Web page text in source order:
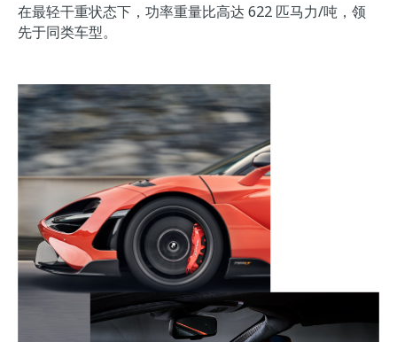
在最轻干重状态下，功率重量比高达 622 匹马力/吨，领
先于同类车型。